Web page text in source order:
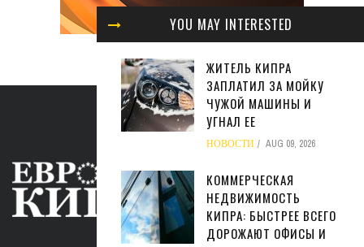
YOU MAY INTERESTED
ЖИТЕЛЬ КИПРА
ЗАПЛАТИЛ ЗА МОЙКУ
ЧУЖОЙ МАШИНЫ И
УГНАЛ ЕЕ
НОВОСТИ AUG 09, 2026
КОММЕРЧЕСКАЯ
НЕДВИЖИМОСТЬ
КИПРА: БЫСТРЕЕ ВСЕГО
ДОРОЖАЮТ ОФИСЫ И